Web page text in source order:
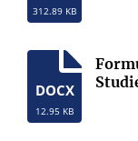
312.89 KB
DOCX
12.95 KB